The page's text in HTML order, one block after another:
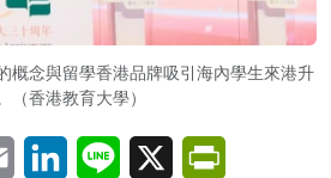
概念與留學香港品牌吸引海內學生來港升
（香港教育大學）
Email LinkedInLine X